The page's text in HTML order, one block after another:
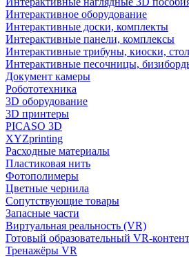
Интерактивное оборудование
Интерактивные доски, комплекты
Интерактивные панели, комплексы
Интерактивные трибуны, киоски,
Интерактивные песочницы,
Документ камеры
Робототехника
3D оборудование
3D принтеры
PICASO 3D
XYZprinting
Расходные материалы
Пластиковая нить
Фотополимеры
Цветные чернила
Сопутствующие товары
Запасные части
Виртуальная реальность (VR)
Готовый образовательный VR-контент
Тренажёры VR